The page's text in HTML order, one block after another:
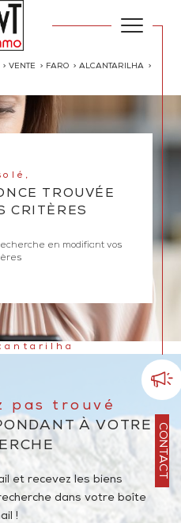
CONTACT
VENTE FARO
ALCANTARILHA
TROUVÉE
CRITÈRES
en modifiant vos
pas trouvé
À VOTRE
et recevez les biens
dans votre boîte
!